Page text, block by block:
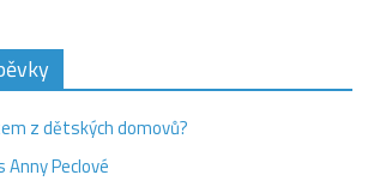
z dětských domovů?
Peclové